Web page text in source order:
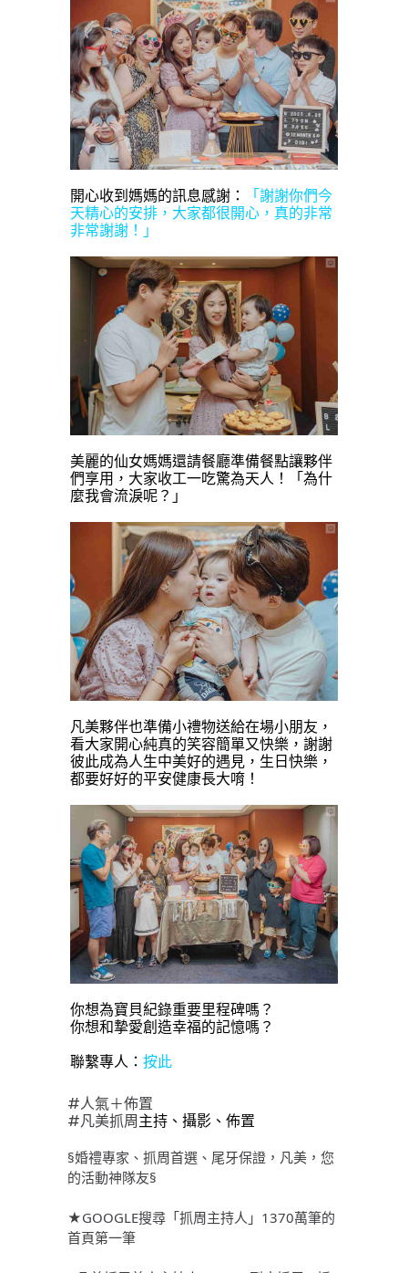
開心收到媽媽的訊息感謝：
「謝謝你們今
天精心的安排，大家都很開心，真的非常
非常謝謝！」
美麗的仙女媽媽還請餐廳準備餐點讓夥伴
們享用，大家收工一吃驚為天人！「為什
麼我會流淚呢？」
凡美夥伴也準備小禮物送給在場小朋友，
看大家開心純真的笑容簡單又快樂，謝謝
彼此成為人生中美好的遇見，生日快樂，
都要好好的平安健康長大唷！
你想為寶貝紀錄重要里程碑嗎？
你想和摯愛創造幸福的記憶嗎？
聯繫專人： 按此
#人氣＋佈置
#凡美抓周主持、攝影、佈置
§婚禮專家、抓周首選、尾牙保證，凡美，您
的活動神隊友§
★GOOGLE搜尋「抓周主持人」1370萬筆的
首頁第一筆